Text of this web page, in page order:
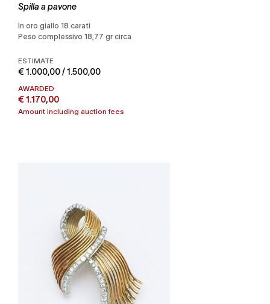
Spilla a pavone
in oro giallo 18 carati
Peso complessivo 18,77 gr circa
ESTIMATE
€ 1.000,00 / 1.500,00
AWARDED
€ 1.170,00
Amount including auction fees